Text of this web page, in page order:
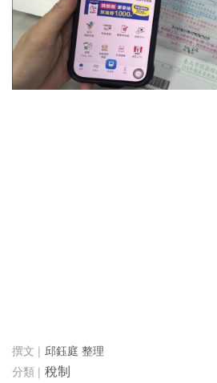
邱鈺庭 整理
稅制